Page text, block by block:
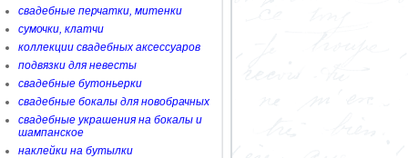
свадебные перчатки, митенки
сумочки, клатчи
коллекции свадебных аксессуаров
подвязки для невесты
свадебные бутоньерки
свадебные бокалы для новобрачных
свадебные украшения на бокалы и
шампанское
наклейки на бутылки